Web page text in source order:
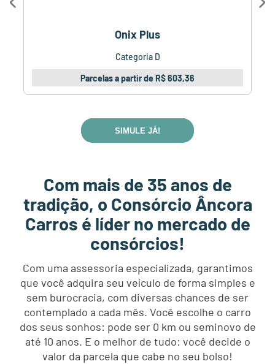
Onix Plus
Categoria D
Parcelas a partir de R$ 603,36
SIMULE JÁ!
Com mais de 35 anos de
tradição, o Consórcio Âncora
Carros é líder no mercado de
consórcios!
Com uma assessoria especializada, garantimos
que você adquira seu veículo de forma simples e
sem burocracia, com diversas chances de ser
contemplado a cada mês. Você escolhe o carro
dos seus sonhos: pode ser 0 km ou seminovo de
até 10 anos. E o melhor de tudo: você decide o
valor da parcela que cabe no seu bolso!